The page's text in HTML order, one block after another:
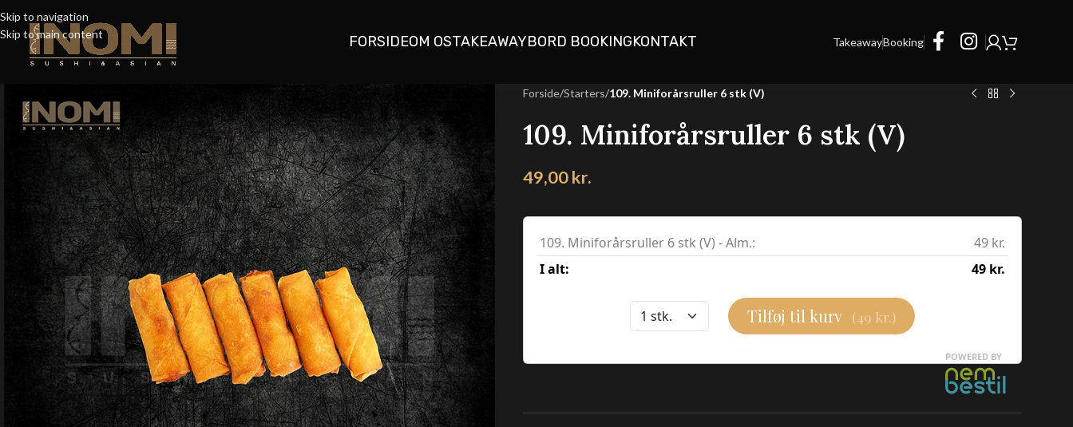
Skip to navigation
Skip to main content
FORSIDEOM OSTAKEAWAYBORD BOOKINGKONTAKT TakeawayBooking
Forside/Starters/109. Miniforårsruller 6 stk (V)
109. Miniforårsruller 6 stk (V)
49,00kr.